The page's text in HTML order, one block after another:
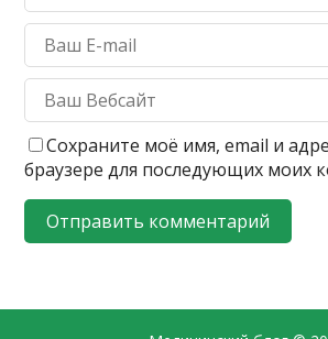
Сохраните моё имя, email и
браузере для последующих моих